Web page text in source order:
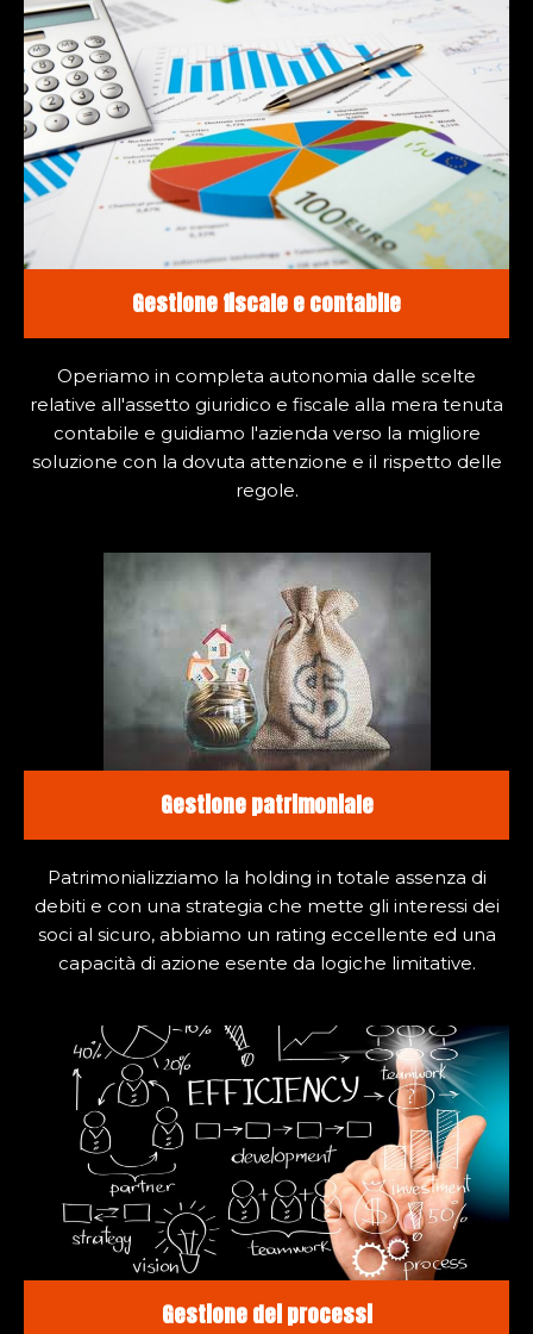
Gestione fiscale e contabile
Operiamo in completa autonomia dalle scelte
relative all'assetto giuridico e fiscale alla mera tenuta
contabile e guidiamo l'azienda verso la migliore
soluzione con la dovuta attenzione e il rispetto delle
regole.
Gestione patrimoniale
Patrimonializziamo la holding in totale assenza di
debiti e con una strategia che mette gli interessi dei
soci al sicuro, abbiamo un rating eccellente ed una
capacità di azione esente da logiche limitative.
Gestione dei processi